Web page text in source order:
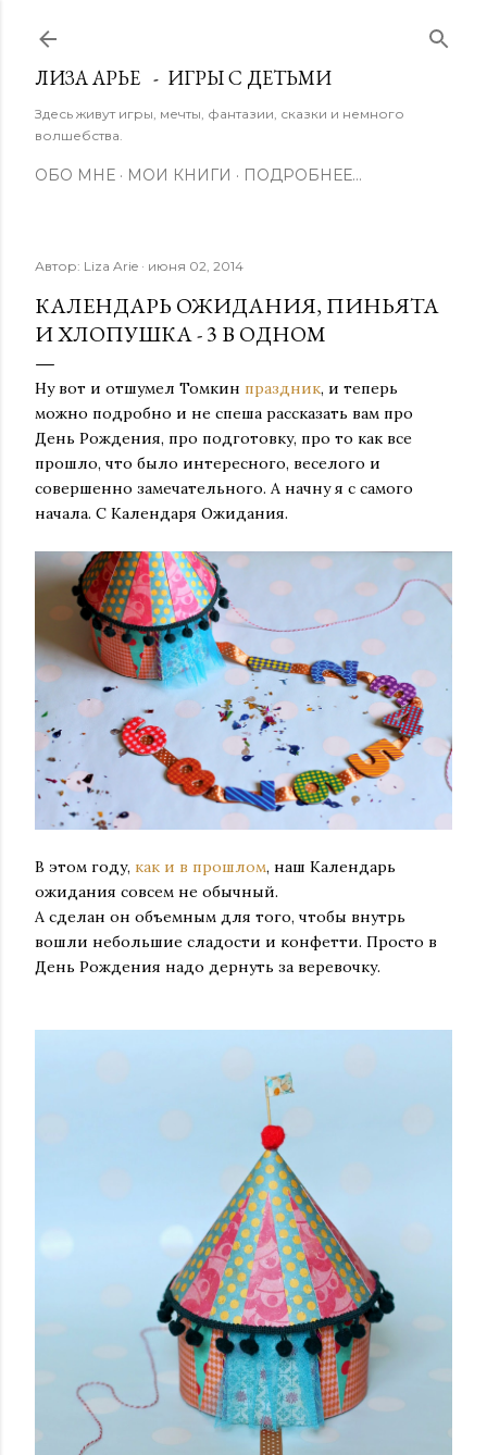
ЛИЗА АРЬЕ - ИГРЫ С ДЕТЬМИ
Здесь живут игры, мечты, фантазии, сказки и немного
волшебства.
ОБО МНЕ МОИ КНИГИ ПОДРОБНЕЕ…
Автор: Liza Arie июня 02, 2014
КАЛЕНДАРЬ ОЖИДАНИЯ, ПИНЬЯТА
И ХЛОПУШКА - 3 В ОДНОМ
Ну вот и отшумел Томкин праздник, и теперь
можно подробно и не спеша рассказать вам про
День Рождения, про подготовку, про то как все
прошло, что было интересного, веселого и
совершенно замечательного. А начну я с самого
начала. С Календаря Ожидания.
В этом году, как и в прошлом, наш Календарь
ожидания совсем не обычный.
А сделан он объемным для того, чтобы внутрь
вошли небольшие сладости и конфетти. Просто в
День Рождения надо дернуть за веревочку.